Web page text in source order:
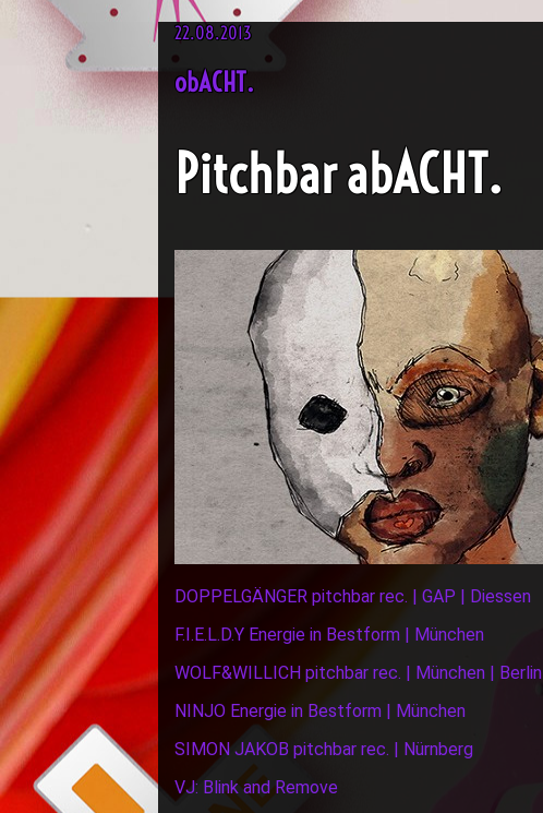
22.08.2013
obACHT.
Pitchbar abACHT.
DOPPELGÄNGER pitchbar rec. | GAP | Diessen
F.I.E.L.D.Y Energie in Bestform | München
WOLF&WILLICH pitchbar rec. | München | Berlin
NINJO Energie in Bestform | München
SIMON JAKOB pitchbar rec. | Nürnberg
VJ: Blink and Remove